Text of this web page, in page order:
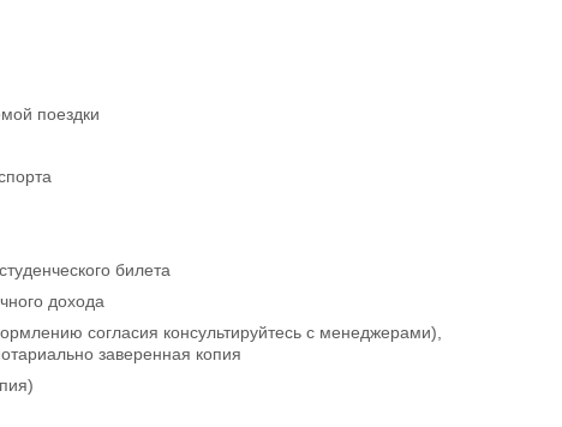
поездки
билета
дохода
согласия консультируйтесь с менеджерами),
заверенная копия